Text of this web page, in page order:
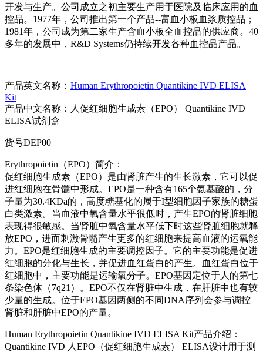
开发与生产。公司成立之初主要生产用于医院及临床应用的血
控品。1977年，公司推出第一个产品--富血小板血浆质控品；
1981年，公司成为第二家生产含血小板全血控品的供应商。40
多年的发展中，R&D Systems仍持续开发各种血控品产品。
产品英文名称： Human Erythropoietin Quantikine IVD ELISA
Kit
产品中文名称：人促红细胞生成素（EPO） Quantikine IVD
ELISA试剂盒
货号DEP00
Erythropoietin（EPO）简介：
促红细胞生成素（EPO）是由肾脏产生的生长激素，它可以促
进红细胞在骨髓中形成。EPO是一种含有165个氨基酸的，分
子量为30.4KDa的，高度糖基化的属于I型细胞因子家族的糖蛋
白类激素。当血液中氧含量水平很低时，产生EPO的肾脏细胞
表现得很敏感。当肾脏中氧含量水平低下时这些肾脏细胞就释
放EPO，进而刺激骨髓产生更多的红细胞来提高血液的运氧能
力。EPO是红细胞生成的主要调控因子。它的主要功能是促进
红细胞的分化与生长，并促进血红蛋白的产生。血红蛋白位于
红细胞中，主要功能是运输氧分子。EPO基因定位于人的第七
条染色体（7q21）。EPO不仅在肾脏中生成，在肝脏中也有较
少量的生成。位于EPO基因两侧的不同DNA序列会参与调控
肾脏和肝脏中EPO的产量。
Human Erythropoietin Quantikine IVD ELISA Kit产品介绍：
Quantikine IVD 人EPO（促红细胞生成素） ELISA设计用于测